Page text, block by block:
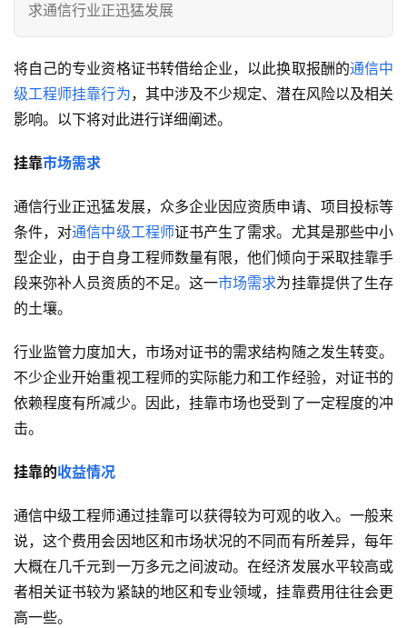
求通信行业正迅猛发展
将自己的专业资格证书转借给企业，以此换取报酬的通信中
级工程师挂靠行为，其中涉及不少规定、潜在风险以及相关
影响。以下将对此进行详细阐述。
挂靠市场需求
通信行业正迅猛发展，众多企业因应资质申请、项目投标等
条件，对通信中级工程师证书产生了需求。尤其是那些中小
型企业，由于自身工程师数量有限，他们倾向于采取挂靠手
段来弥补人员资质的不足。这一市场需求为挂靠提供了生存
的土壤。
行业监管力度加大，市场对证书的需求结构随之发生转变。
不少企业开始重视工程师的实际能力和工作经验，对证书的
依赖程度有所减少。因此，挂靠市场也受到了一定程度的冲
击。
挂靠的收益情况
通信中级工程师通过挂靠可以获得较为可观的收入。一般来
说，这个费用会因地区和市场状况的不同而有所差异，每年
大概在几千元到一万多元之间波动。在经济发展水平较高或
者相关证书较为紧缺的地区和专业领域，挂靠费用往往会更
高一些。